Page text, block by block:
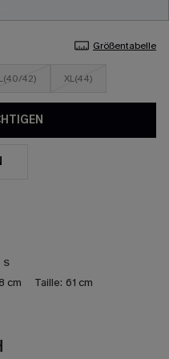
Größentabelle
L(40/42) XL(44)
S
cm Taille: 61 cm